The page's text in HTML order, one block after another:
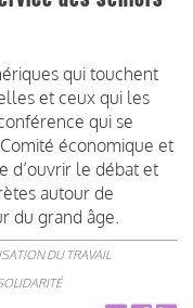
qui touchent
et ceux qui les
qui se
économique et
d’ouvrir le débat et
autour de
du grand âge.
DU TRAVAIL